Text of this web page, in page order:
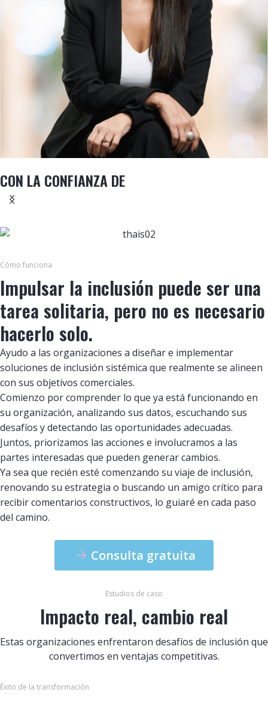
CON LA CONFIANZA DE
Cómo funciona
Impulsar la inclusión puede ser una
tarea solitaria, pero no es necesario
hacerlo solo.
Ayudo a las organizaciones a diseñar e implementar
soluciones de inclusión sistémica que realmente se alineen
con sus objetivos comerciales.
Comienzo por comprender lo que ya está funcionando en
su organización, analizando sus datos, escuchando sus
desafíos y detectando las oportunidades adecuadas.
Juntos, priorizamos las acciones e involucramos a las
partes interesadas que pueden generar cambios.
Ya sea que recién esté comenzando su viaje de inclusión,
renovando su estrategia o buscando un amigo crítico para
recibir comentarios constructivos, lo guiaré en cada paso
del camino.
Consulta gratuita
Estudios de caso
Impacto real, cambio real
Estas organizaciones enfrentaron desafíos de inclusión que
convertimos en ventajas competitivas.
Éxito de la transformación